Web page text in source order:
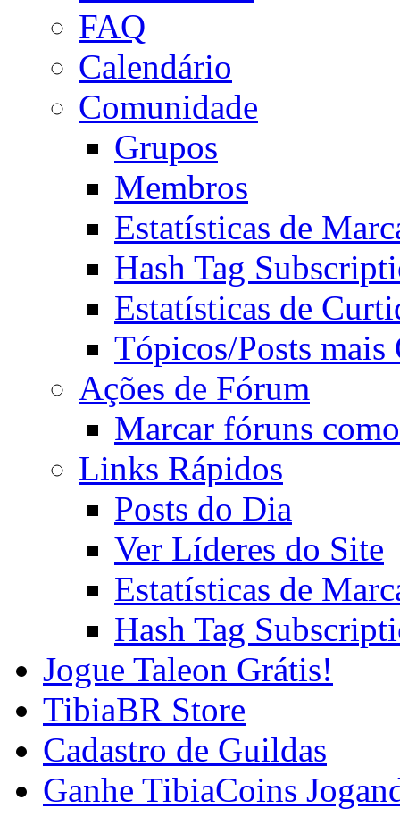
FAQ
Calendário
Comunidade
Grupos
Membros
Estatísticas de
Hash Tag
Estatísticas de
Tópicos/Posts mais
Ações de Fórum
Marcar fóruns
Links Rápidos
Posts do Dia
Ver Líderes do Site
Estatísticas de
Hash Tag
Jogue Taleon Grátis!
TibiaBR Store
Cadastro de Guildas
Ganhe TibiaCoins